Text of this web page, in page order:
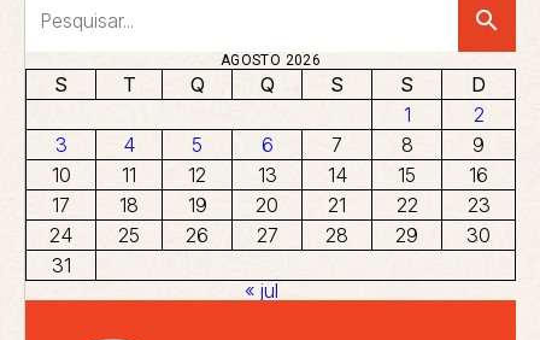
search
AGOSTO 2026
S T Q Q S S
D
1
2
3
4 5 6 7 8
9
10
11 12 13 14 15
16
17
18 19 20 21 22
23
24
25 26 27 28 29
30
31
« jul